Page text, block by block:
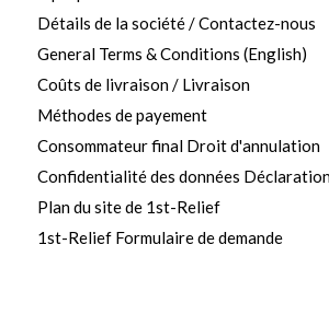
Détails de la société / Contactez-nous
General Terms & Conditions (English)
Coûts de livraison / Livraison
Méthodes de payement
Consommateur final Droit d'annulation
Confidentialité des données
Plan du site de 1st-Relief
1st-Relief Formulaire de demande